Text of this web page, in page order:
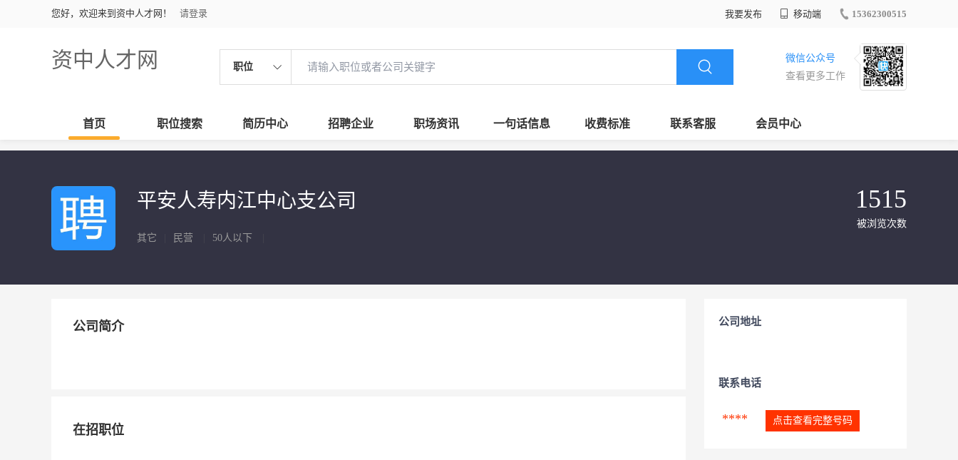
您好，欢迎来到资中人才网！ 请登录 我要发布 移动端 15362300515
资中人才网 职位
微信公众号
查看更多工作
首页 职位搜索 简历中心 招聘企业 职场资讯 一句话信息 收费标准 联系客服 会员中心
平安人寿内江中心支公司
其它 民营 50人以下
1515
被浏览次数
公司简介
在招职位
公司地址
联系电话
**** 点击查看完整号码